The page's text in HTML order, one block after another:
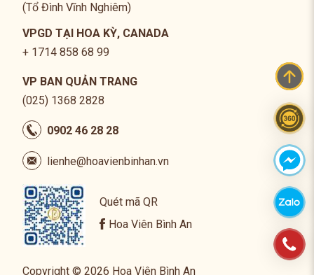
(Tổ Đình Vĩnh Nghiêm)
VPGD TẠI HOA KỲ, CANADA
+ 1714 858 68 99
VP BAN QUẢN TRANG
(025) 1368 2828
0902 46 28 28
lienhe@hoavienbinhan.vn
Quét mã QR
Hoa Viên Bình An
Copyright © 2026 Hoa Viên Bình An